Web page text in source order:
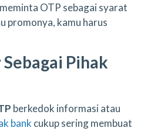
OTP sebagai syarat
promonya, kamu harus
Pihak
berkedok informasi atau
bank cukup sering membuat